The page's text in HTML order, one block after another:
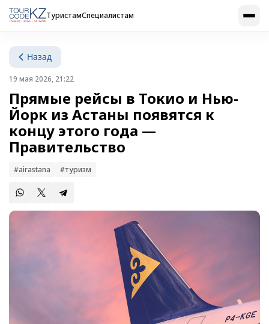
ТуристамСпециалистам
Назад
19 мая 2026, 21:22
Прямые рейсы в Токио и Нью-
Йорк из Астаны появятся к
концу этого года —
Правительство
#airastana #туризм